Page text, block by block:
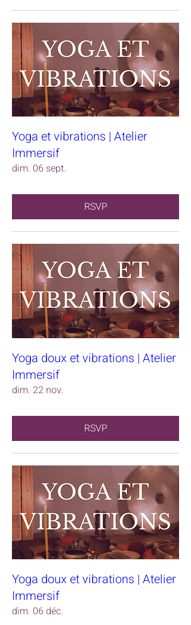
Yoga et vibrations | Atelier
Immersif
dim. 06 sept.
RSVP
Yoga doux et vibrations | Atelier
Immersif
dim. 22 nov.
RSVP
Yoga doux et vibrations | Atelier
Immersif
dim. 06 déc.